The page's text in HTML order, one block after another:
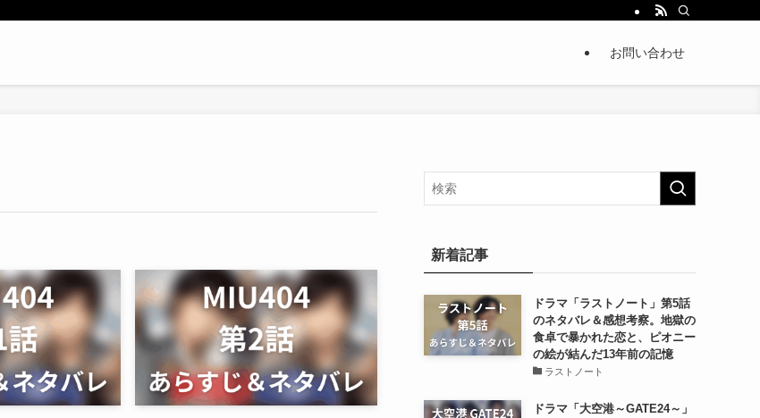
お問い合わせ
新着記事
ドラマ「ラストノート」第5話
のネタバレ＆感想考察。地獄の
食卓で暴かれた恋と、ピオニー
の絵が結んだ13年前の記憶
ラストノート
ドラマ「大空港～GATE24～」